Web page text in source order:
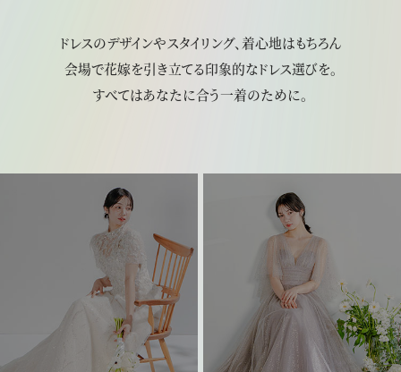
TEL.011-633-1111
プロポーズご検討の方はこちら
パティスリーご利用の方はこちら
来店予約 オンライン相談
ドレスのデザインやスタイリング、着心地はもちろん
会場で花嫁を引き立てる印象的なドレス選びを。
すべてはあなたに合う一着のために。